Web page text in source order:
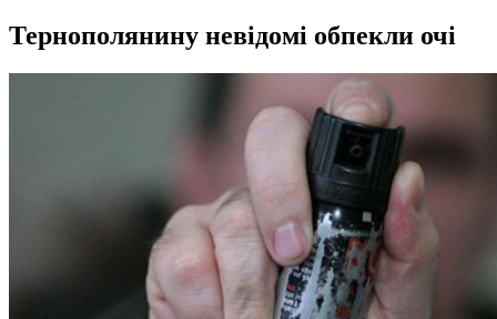
Тернополянину невідомі обпекли очі